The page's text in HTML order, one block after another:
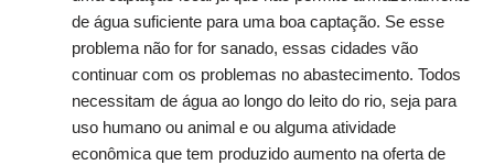
de água suficiente para uma boa captação. Se esse
problema não for for sanado, essas cidades vão
continuar com os problemas no abastecimento. Todos
necessitam de água ao longo do leito do rio, seja para
uso humano ou animal e ou alguma atividade
econômica que tem produzido aumento na oferta de